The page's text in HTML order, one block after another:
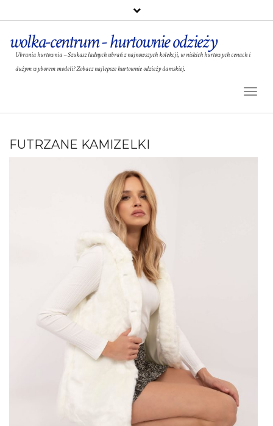
wolka-centrum - hurtownie odzieży
Ubrania hurtownia – Szukasz ładnych ubrań z najnowszych kolekcji, w niskich hurtowych cenach i
dużym wyborem modeli? Zobacz najlepsze hurtownie odzieży damskiej.
FUTRZANE KAMIZELKI